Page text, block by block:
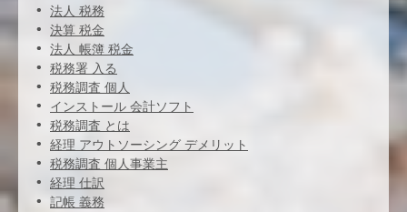
法人 税務
決算 税金
法人 帳簿 税金
税務署 入る
税務調査 個人
インストール 会計ソフト
税務調査 とは
経理 アウトソーシング デメリット
税務調査 個人事業主
経理 仕訳
記帳 義務